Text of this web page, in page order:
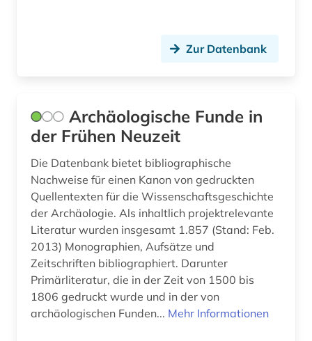
krippe (1)
kulturgeschichte (2)
kulturgut (2)
kulturgüterschutz (1)
kulturpolitik (1)
kulturwissenschaften (5)
kunst (4)
kunstgeschichte (6)
Zur Datenbank
Archäologische Funde in
der Frühen Neuzeit
Die Datenbank bietet bibliographische
Nachweise für einen Kanon von gedruckten
Quellentexten für die Wissenschaftsgeschichte
der Archäologie. Als inhaltlich projektrelevante
Literatur wurden insgesamt 1.857 (Stand: Feb.
2013) Monographien, Aufsätze und
Zeitschriften bibliographiert. Darunter
Primärliteratur, die in der Zeit von 1500 bis
1806 gedruckt wurde und in der von
archäologischen Funden... Mehr Informationen